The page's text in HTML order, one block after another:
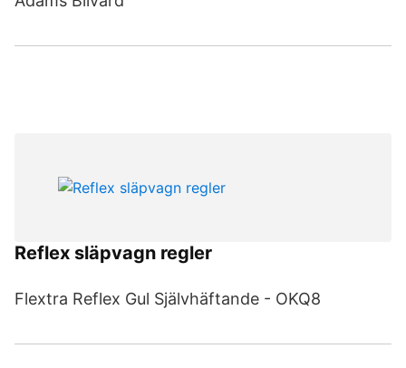
Reflex släpvagn regler
Flextra Reflex Gul Självhäftande - OKQ8